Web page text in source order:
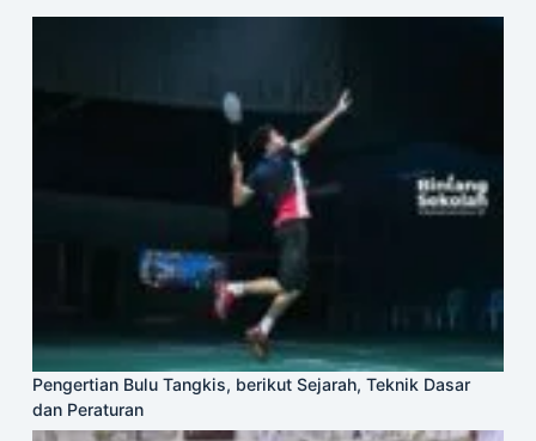
Pengertian Bulu Tangkis, berikut Sejarah, Teknik Dasar
dan Peraturan